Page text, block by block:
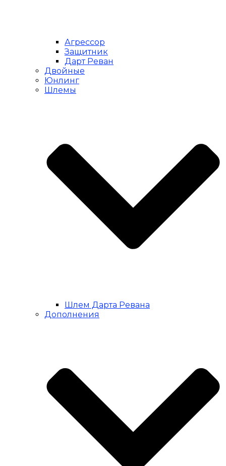
Агрессор
Защитник
Дарт Реван
Двойные
Юнлинг
Шлемы
Шлем Дарта Ревана
Дополнения